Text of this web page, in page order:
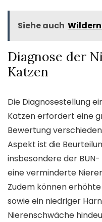
Siehe auch
Diagnose der
Katzen
Die Diagnosestellung
Katzen erfordert eine
Bewertung
Aspekt ist die
insbesondere der
eine verminderte
Zudem können
sowie ein niedriger
Nierenschwäche